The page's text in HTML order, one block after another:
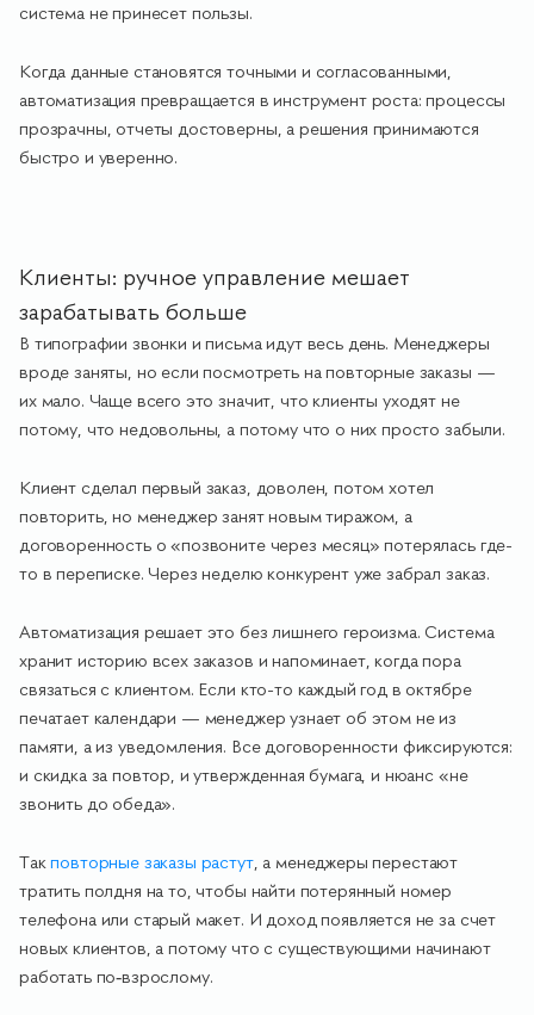
система не принесет пользы.
Когда данные становятся точными и согласованными,
автоматизация превращается в инструмент роста: процессы
прозрачны, отчеты достоверны, а решения принимаются
быстро и уверенно.
Клиенты: ручное управление мешает
зарабатывать больше
В типографии звонки и письма идут весь день. Менеджеры
вроде заняты, но если посмотреть на повторные заказы —
их мало. Чаще всего это значит, что клиенты уходят не
потому, что недовольны, а потому что о них просто забыли.
Клиент сделал первый заказ, доволен, потом хотел
повторить, но менеджер занят новым тиражом, а
договоренность о «позвоните через месяц» потерялась где-
то в переписке. Через неделю конкурент уже забрал заказ.
Автоматизация решает это без лишнего героизма. Система
хранит историю всех заказов и напоминает, когда пора
связаться с клиентом. Если кто-то каждый год в октябре
печатает календари — менеджер узнает об этом не из
памяти, а из уведомления. Все договоренности фиксируются:
и скидка за повтор, и утвержденная бумага, и нюанс «не
звонить до обеда».
Такповторные заказы растут, а менеджеры перестают
тратить полдня на то, чтобы найти потерянный номер
телефона или старый макет. И доход появляется не за счет
новых клиентов, а потому что с существующими начинают
работать по‑взрослому.